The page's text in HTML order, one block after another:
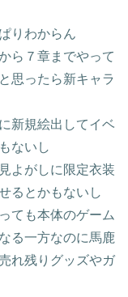
りわからん
ら７章までやって
思ったら新キャラ
新規絵出してイベ
ないし
よがしに限定衣装
るとかもないし
ても本体のゲーム
る一方なのに馬鹿
れ残りグッズやガ